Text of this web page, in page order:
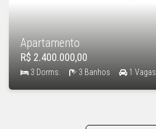
Apartamento
R$ 2.400.000,00
3 Dorms. 3 Banhos 1 Vagas